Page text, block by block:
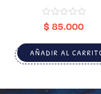
$85.000
AÑADIR AL